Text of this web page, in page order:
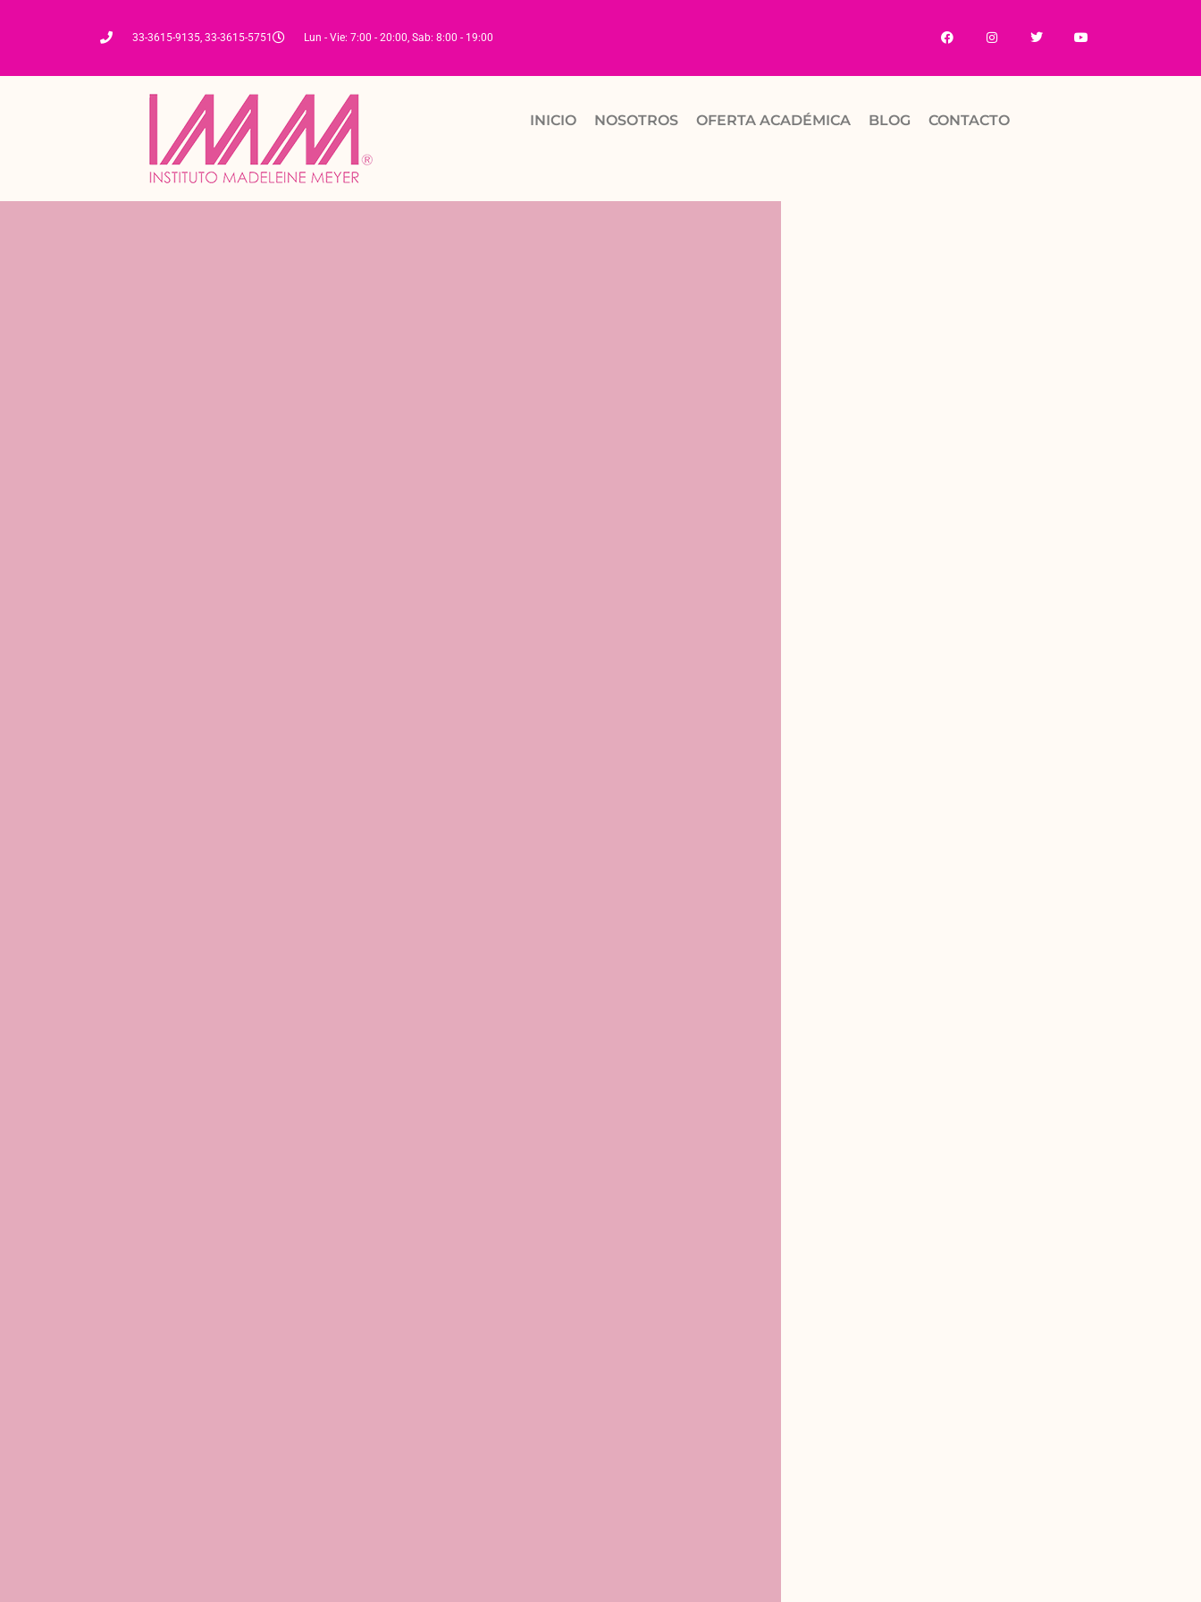
33-3615-9135, 33-3615-5751 Lun - Vie: 7:00 - 20:00, Sab: 8:00 - 19:00
INICIO NOSOTROS OFERTA ACADÉMICA BLOG CONTACTO